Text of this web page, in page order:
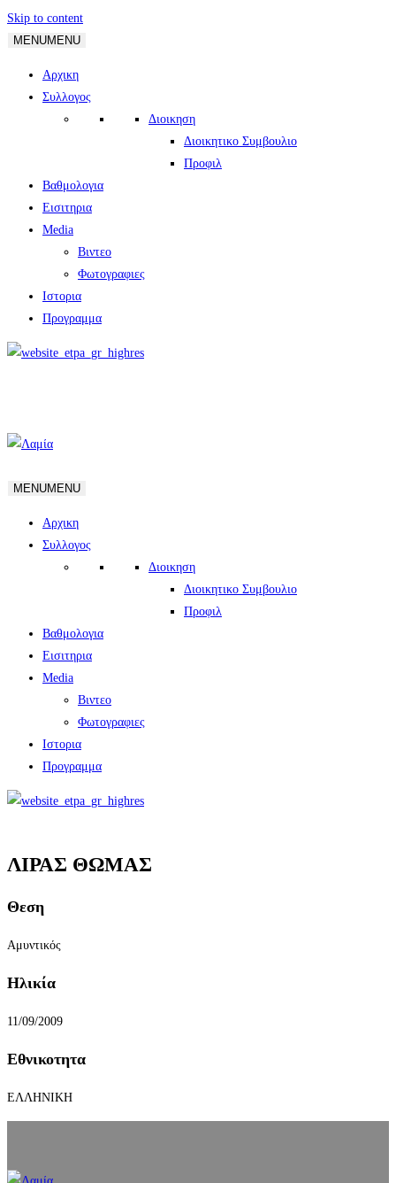
Skip to content
MENUMENU
Αρχικη
Συλλογος
Διοικηση
Διοικητικο Συμβουλιο
Προφιλ
Βαθμολογια
Εισιτηρια
Media
Βιντεο
Φωτογραφιες
Ιστορια
Πρoγραμμα
MENUMENU
Αρχικη
Συλλογος
Διοικηση
Διοικητικο Συμβουλιο
Προφιλ
Βαθμολογια
Εισιτηρια
Media
Βιντεο
Φωτογραφιες
Ιστορια
Πρoγραμμα
ΛΙΡΑΣ ΘΩΜΑΣ
Θεση
Αμυντικός
Ηλικία
11/09/2009
Εθνικοτητα
ΕΛΛΗΝΙΚΗ